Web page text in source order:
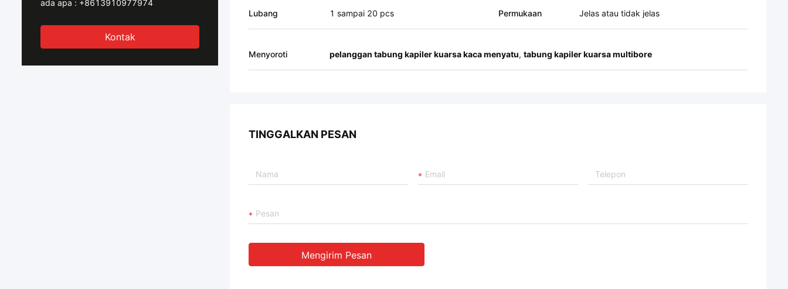
ada apa : +8613910977974
Kontak
Lubang 1 sampai 20 pcs Permukaan Jelas atau tidak jelas
Menyoroti pelanggan tabung kapiler kuarsa kaca menyatu, tabung kapiler kuarsa multibore
TINGGALKAN PESAN
Mengirim Pesan